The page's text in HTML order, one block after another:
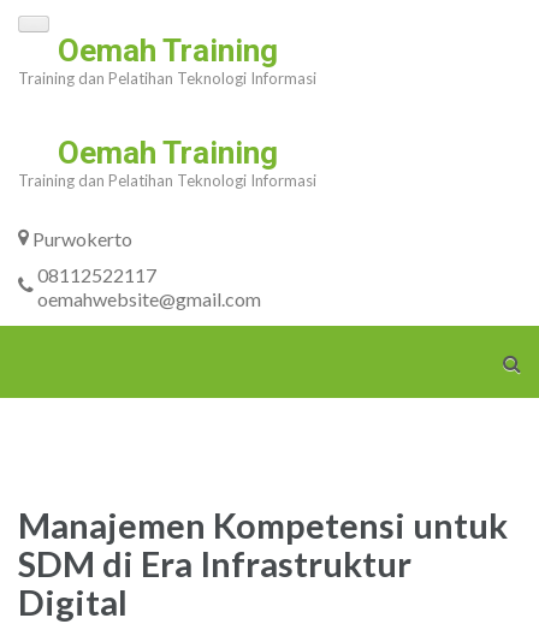
Skip
content
Enter)
Oemah Training
Training dan Pelatihan Teknologi Informasi
Oemah Training
Training dan Pelatihan Teknologi Informasi
Purwokerto
08112522117
oemahwebsite@gmail.com
Manajemen Kompetensi untuk
SDM di Era Infrastruktur
Digital